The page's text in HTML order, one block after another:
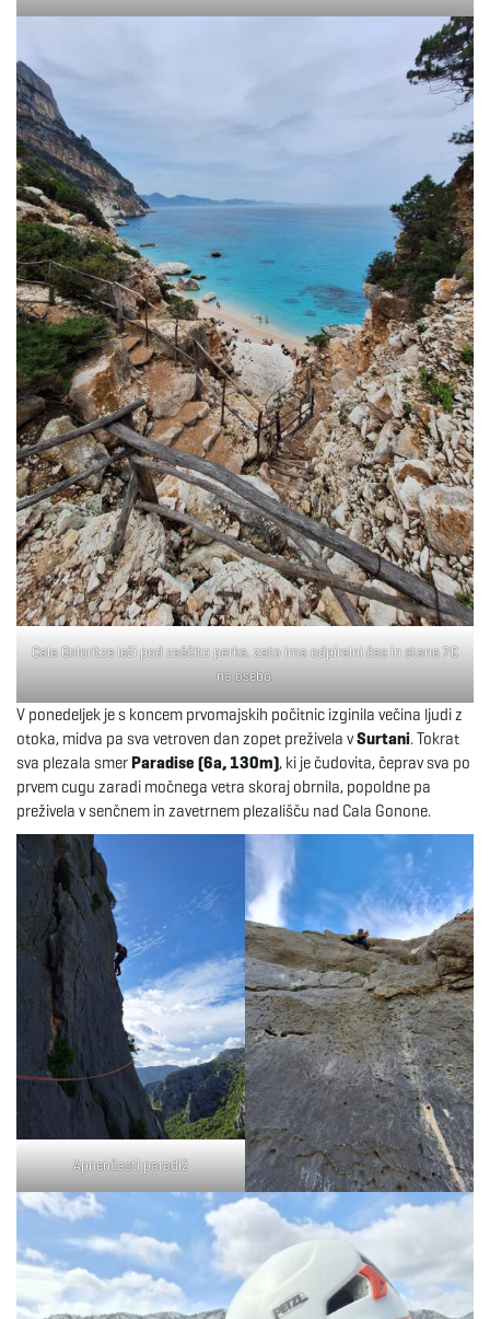
Cala Goloritze leži pod zaščito parka, zato ima odpiralni čas in stane 7€
na osebo.
V ponedeljek je s koncem prvomajskih počitnic izginila večina ljudi z
otoka, midva pa sva vetroven dan zopet preživela vSurtani. Tokrat
sva plezala smerParadise (6a, 130m), ki je čudovita, čeprav sva po
prvem cugu zaradi močnega vetra skoraj obrnila, popoldne pa
preživela v senčnem in zavetrnem plezališču nad Cala Gonone.
Apnenčasti paradiž